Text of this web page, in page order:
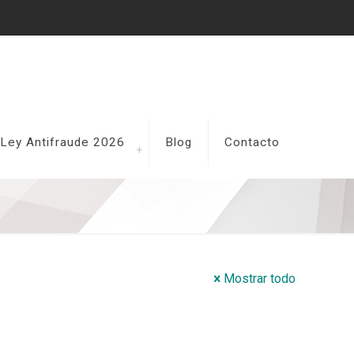
Antifraude 2026 Blog Contacto
Mostrar todo